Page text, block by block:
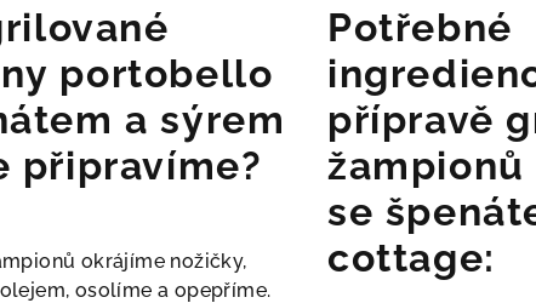
portobello
a sýrem
připravíme?
okrájíme nožičky,
osolíme a opepříme.
Potřebné
přípravě
se
cottage: